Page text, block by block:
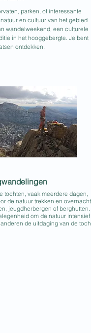
parken, of interessante
en cultuur van het gebied
wandelweekend, een culturele
in het hooggebergte. Je bent
ontdekken.
tochten, vaak meerdere dagen,
de natuur trekken en
jeugdherbergen of
om de natuur intensief
de uitdaging van de